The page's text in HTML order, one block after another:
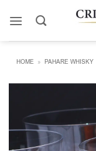
HOME » PAHARE WHISKY